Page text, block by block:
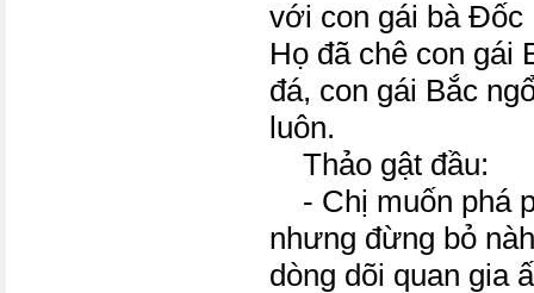
với con gái bà Đốc
Họ đã chê con gái
đá, con gái Bắc
luôn.
Thảo gật đầu:
- Chị muốn phá
nhưng đừng bỏ
dòng dõi quan gia